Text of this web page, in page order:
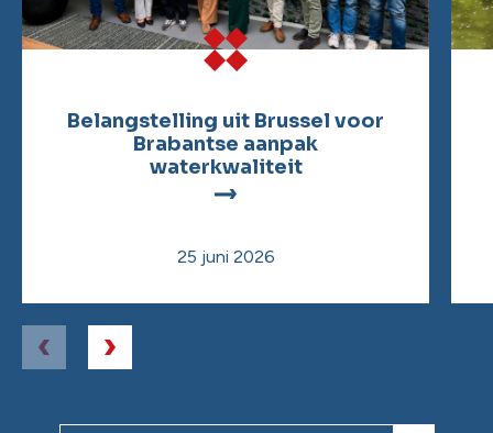
Belangstelling uit Brussel voor
Brabantse aanpak
waterkwaliteit
25 juni 2026